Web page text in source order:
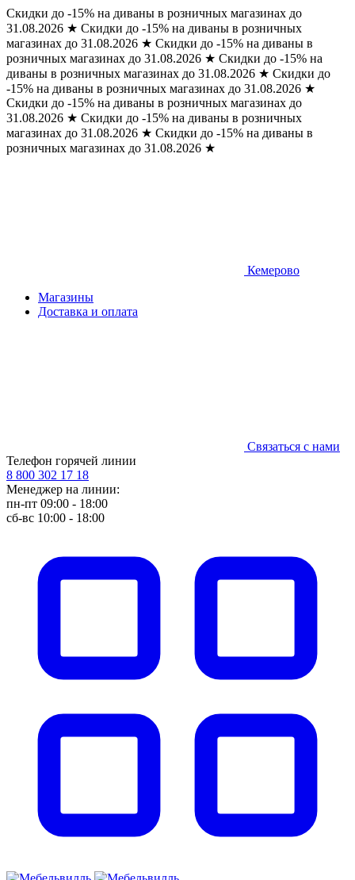
Скидки до -15% на диваны в розничных магазинах до
31.08.2026 ★ Скидки до -15% на диваны в розничных
магазинах до 31.08.2026 ★ Скидки до -15% на диваны в
розничных магазинах до 31.08.2026 ★ Скидки до -15% на
диваны в розничных магазинах до 31.08.2026 ★ Скидки до
-15% на диваны в розничных магазинах до 31.08.2026 ★
Скидки до -15% на диваны в розничных магазинах до
31.08.2026 ★ Скидки до -15% на диваны в розничных
магазинах до 31.08.2026 ★ Скидки до -15% на диваны в
розничных магазинах до 31.08.2026 ★
Кемерово
Магазины
Доставка и оплата
Связаться с нами
Телефон горячей линии
8 800 302 17 18
Менеджер на линии:
пн-пт 09:00 - 18:00
сб-вс 10:00 - 18:00